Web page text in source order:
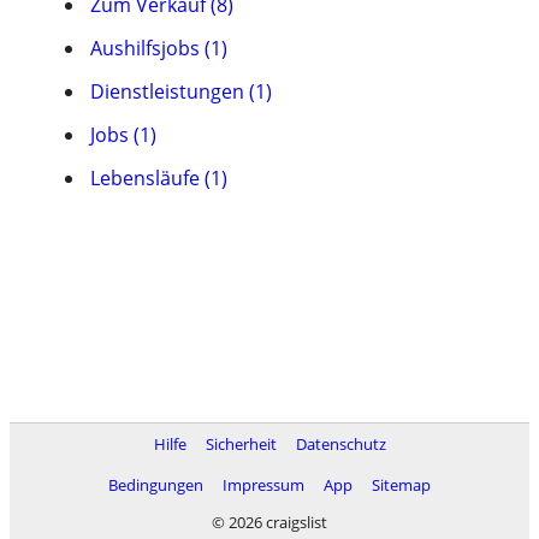
Aushilfsjobs (1)
Dienstleistungen (1)
Jobs (1)
Lebensläufe (1)
Hilfe Sicherheit
Datenschutz
Bedingungen
Impressum App
Sitemap
© 2026 craigslist